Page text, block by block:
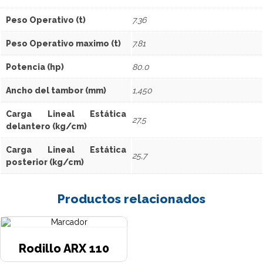
Peso Operativo (t) 7.36
Peso Operativo maximo (t) 7.81
Potencia (hp) 80.0
Ancho del tambor (mm) 1,450
Carga Lineal Estática
delantero (kg/cm)
27,5
Carga Lineal Estática
posterior (kg/cm)
25,7
Productos relacionados
Rodillo ARX 110